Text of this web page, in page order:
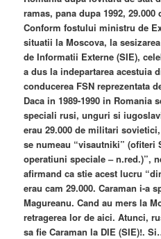
ramas, pana dupa 1992,
Conform fostului ministru de
situatii la Moscova, la
de Informatii Externe (SIE),
a dus la indepartarea acestuia
conducerea FSN reprezentata
Daca in 1989-1990 in Romania
speciali rusi, unguri si
erau 29.000 de militari
se numeau “visautniki” (ofiteri
operatiuni speciale – n.red.)”,
afirmand ca stie acest lucru
erau cam 29.000. Caraman i-a
Magureanu. Cand au mers la
retragerea lor de aici. Atunci,
sa fie Caraman la DIE (SIE)!.